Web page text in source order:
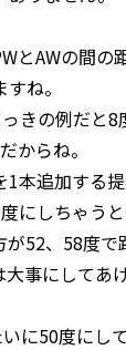
とAWの間の
ね。
きの例だと8
からね。
本追加する
にしちゃう
が52、58度で
事にしてあ
に50度にし